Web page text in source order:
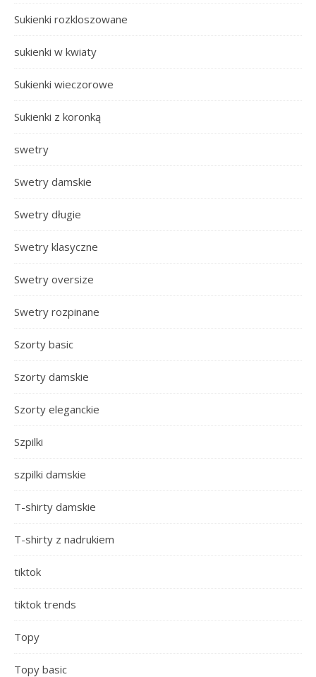
Sukienki rozkloszowane
sukienki w kwiaty
Sukienki wieczorowe
Sukienki z koronką
swetry
Swetry damskie
Swetry długie
Swetry klasyczne
Swetry oversize
Swetry rozpinane
Szorty basic
Szorty damskie
Szorty eleganckie
Szpilki
szpilki damskie
T-shirty damskie
T-shirty z nadrukiem
tiktok
tiktok trends
Topy
Topy basic